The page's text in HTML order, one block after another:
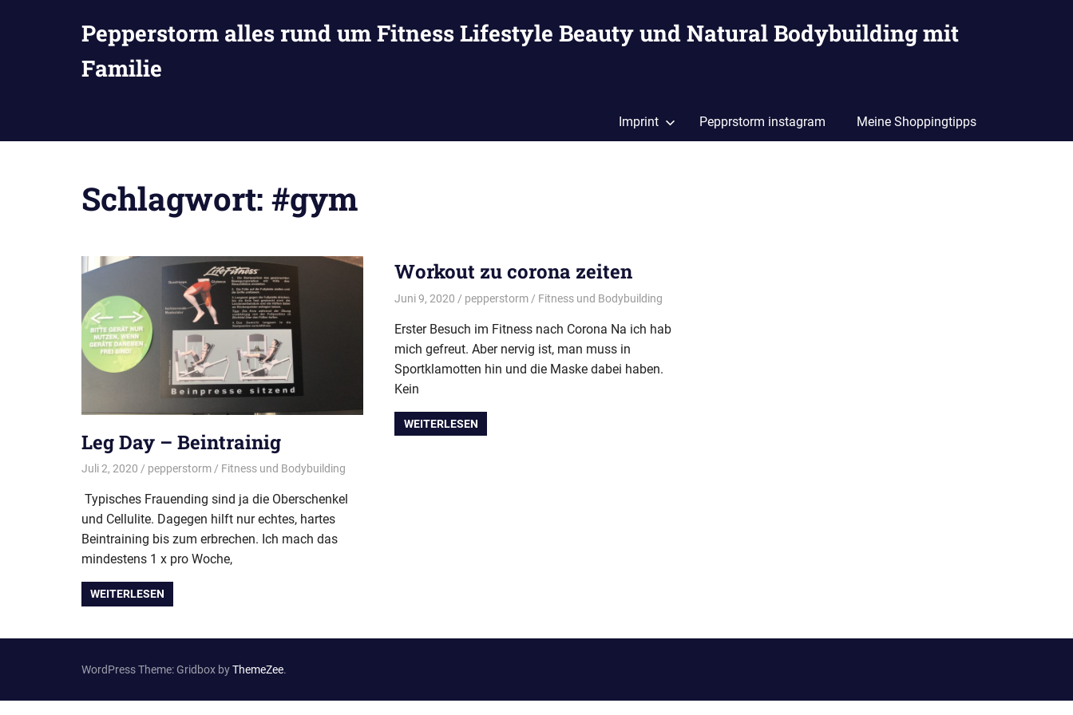
Pepperstorm alles rund um Fitness Lifestyle Beauty und Natural Bodybuilding mit
Familie
Imprint Pepprstorm instagram Meine Shoppingtipps
Schlagwort: #gym
Leg Day – Beintrainig
Juli 2, 2020 pepperstorm Fitness und Bodybuilding
Typisches Frauending sind ja die Oberschenkel
und Cellulite. Dagegen hilft nur echtes, hartes
Beintraining bis zum erbrechen. Ich mach das
mindestens 1 x pro Woche,
WEITERLESEN
Workout zu corona zeiten
Juni 9, 2020 pepperstorm Fitness und Bodybuilding
Erster Besuch im Fitness nach Corona Na ich hab
mich gefreut. Aber nervig ist, man muss in
Sportklamotten hin und die Maske dabei haben.
Kein
WEITERLESEN
WordPress Theme: Gridbox byThemeZee.